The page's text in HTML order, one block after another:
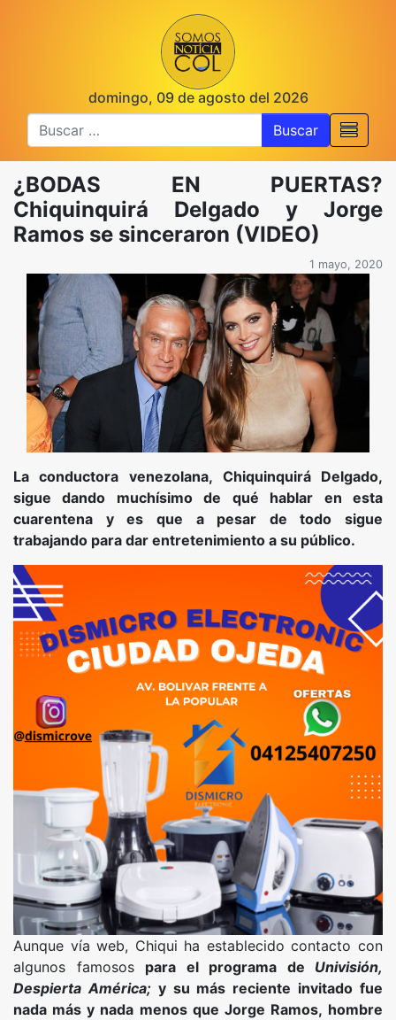
domingo, 09 de agosto del 2026
Buscar
¿BODAS EN PUERTAS?
Chiquinquirá Delgado y Jorge
Ramos se sinceraron (VIDEO)
1 mayo, 2020
La conductora venezolana, Chiquinquirá Delgado,
sigue dando muchísimo de qué hablar en esta
cuarentena y es que a pesar de todo sigue
trabajando para dar entretenimiento a su público.
Aunque vía web, Chiqui ha establecido contacto con
algunos famosos para el programa de Univisión,
Despierta América;y su más reciente invitado fue
nada más y nada menos que Jorge Ramos, hombre